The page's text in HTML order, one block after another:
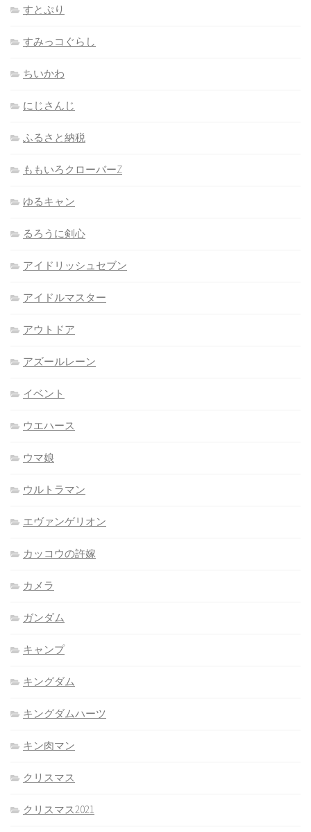
すとぷり
すみっコぐらし
ちいかわ
にじさんじ
ふるさと納税
ももいろクローバーZ
ゆるキャン
るろうに剣心
アイドリッシュセブン
アイドルマスター
アウトドア
アズールレーン
イベント
ウエハース
ウマ娘
ウルトラマン
エヴァンゲリオン
カッコウの許嫁
カメラ
ガンダム
キャンプ
キングダム
キングダムハーツ
キン肉マン
クリスマス
クリスマス2021